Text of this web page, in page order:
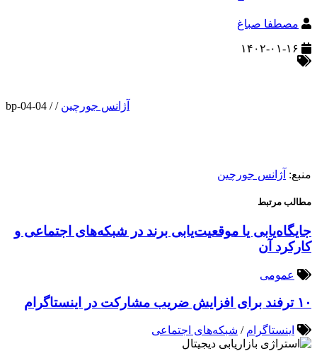
مصطفا صباغ
آژانس جورچین /
/
bp-04-04
منبع: آژانس جورچین
مطالب مرتبط
جایگاه‌یابی یا موقعیت‌یابی برند در شبکه‌های اجتماعی و
کارکرد آن
عمومی
۱۰ ترفند برای افزایش ضریب مشارکت در اینستاگرام
اینستاگرام / شبکه‌های اجتماعی